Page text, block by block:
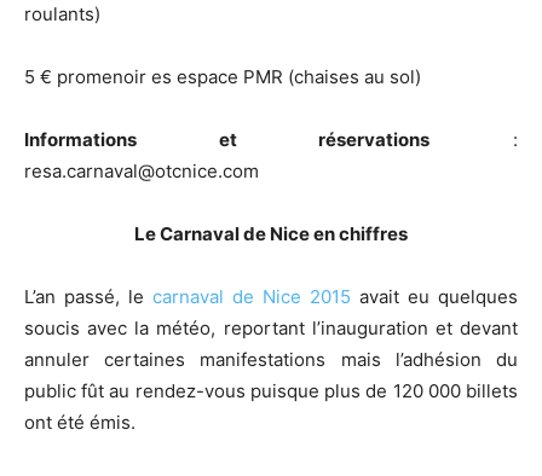
roulants)
5 € promenoir es espace PMR (chaises au sol)
Informations et réservations :
resa.carnaval@otcnice.com
Le Carnaval de Nice en chiffres
L’an passé, le carnaval de Nice 2015 avait eu quelques
soucis avec la météo, reportant l’inauguration et devant
annuler certaines manifestations mais l’adhésion du
public fût au rendez-vous puisque plus de 120 000 billets
ont été émis.